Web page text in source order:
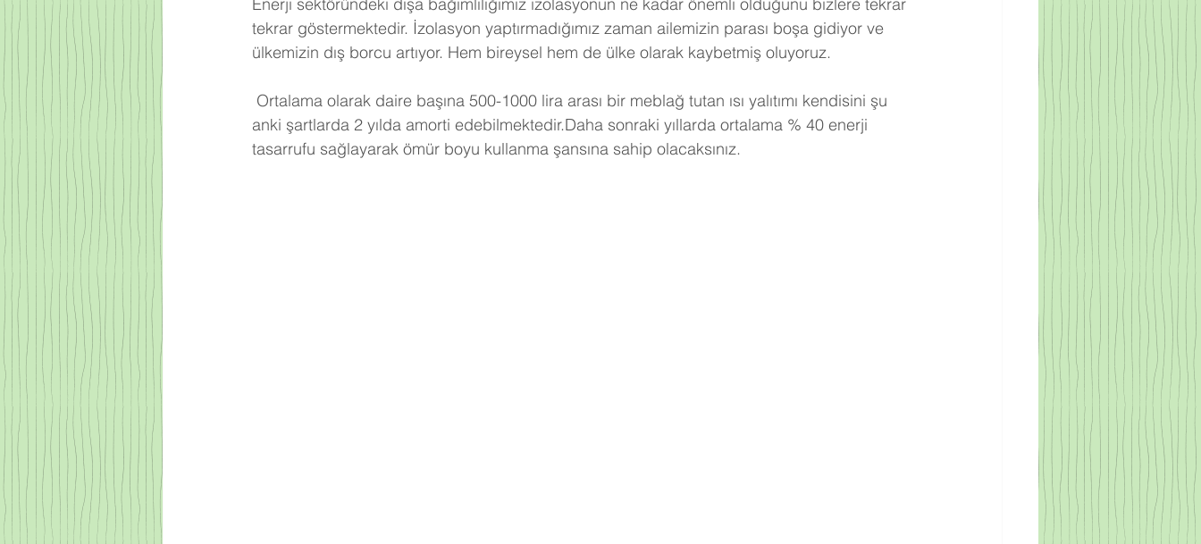
tekrar göstermektedir. İzolasyon yaptırmadığımız zaman ailemizin parası boşa gidiyor ve
ülkemizin dış borcu artıyor. Hem bireysel hem de ülke olarak kaybetmiş oluyoruz.
Ortalama olarak daire başına 500-1000 lira arası bir meblağ tutan ısı yalıtımı kendisini şu
anki şartlarda 2 yılda amorti edebilmektedir.Daha sonraki yıllarda ortalama % 40 enerji
tasarrufu sağlayarak ömür boyu kullanma şansına sahip olacaksınız.